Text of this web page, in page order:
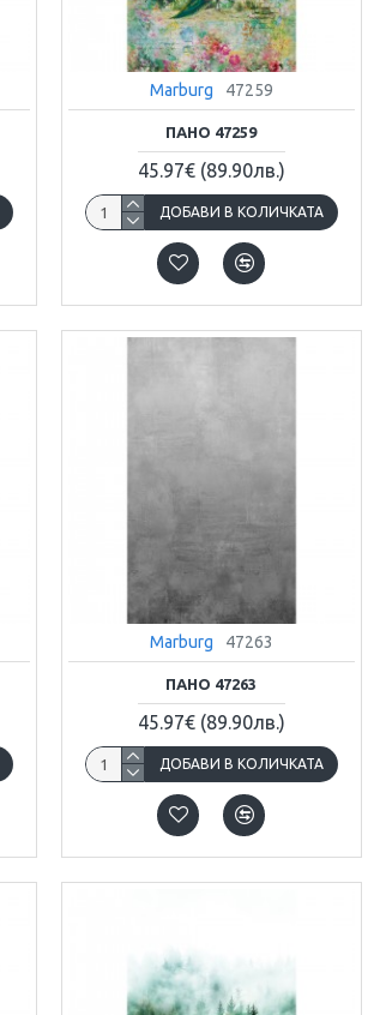
Marburg 47259
ПАНО 47259
45.97€ (89.90лв.)
ДОБАВИ В КОЛИЧКАТА
Marburg 47263
ПАНО 47263
45.97€ (89.90лв.)
ДОБАВИ В КОЛИЧКАТА